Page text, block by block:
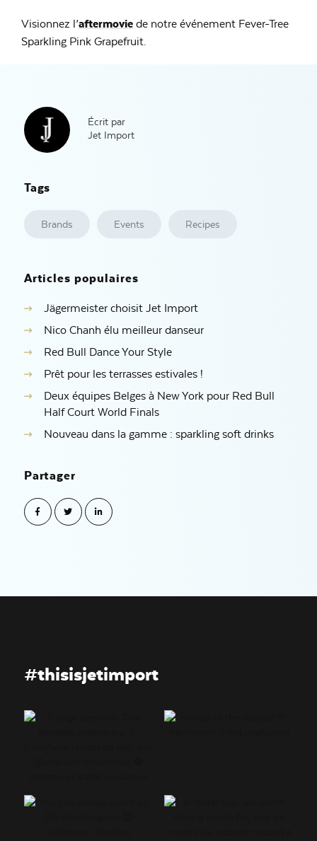
Visionnez l’aftermovie de notre événement Fever-Tree
Sparkling Pink Grapefruit.
Écrit par
Jet Import
Tags
Brands Events Recipes
Articles populaires
Jägermeister choisit Jet Import
Nico Chanh élu meilleur danseur
Red Bull Dance Your Style
Prêt pour les terrasses estivales !
Deux équipes Belges à New York pour Red Bull
Half Court World Finals
Nouveau dans la gamme : sparkling soft drinks
Partager
#thisisjetimport